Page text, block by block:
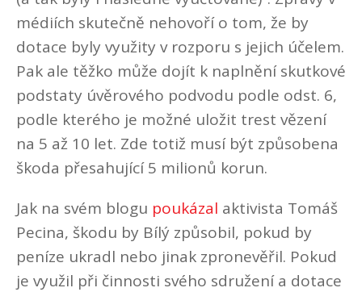
médiích skutečně nehovoří o tom, že by
dotace byly využity v rozporu s jejich účelem.
Pak ale těžko může dojít k naplnění skutkové
podstaty úvěrového podvodu podle odst. 6,
podle kterého je možné uložit trest vězení
na 5 až 10 let. Zde totiž musí být způsobena
škoda přesahující 5 milionů korun.
Jak na svém blogu poukázal aktivista Tomáš
Pecina, škodu by Bílý způsobil, pokud by
peníze ukradl nebo jinak zpronevěřil. Pokud
je využil při činnosti svého sdružení a dotace